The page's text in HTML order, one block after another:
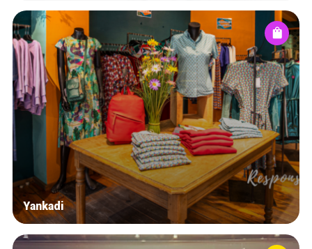
Yankadi